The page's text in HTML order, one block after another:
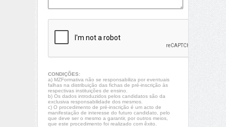
CONDIÇÕES:
a) MZFormativa não se responsabiliza por eventuais
falhas na distribuição das fichas de pré-inscrição às
respectivas instituições de ensino.
b) Os dados introduzidos pelos candidatos são da
exclusiva responsabilidade dos mesmos.
c) O procedimento de pré-inscrição é um acto de
manifestação de interesse do futuro candidato, pelo
que deve ser o mesmo a garantir, por outros meios,
que este procedimento foi realizado com êxito.